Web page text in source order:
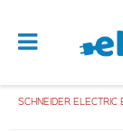
SCHNEIDER